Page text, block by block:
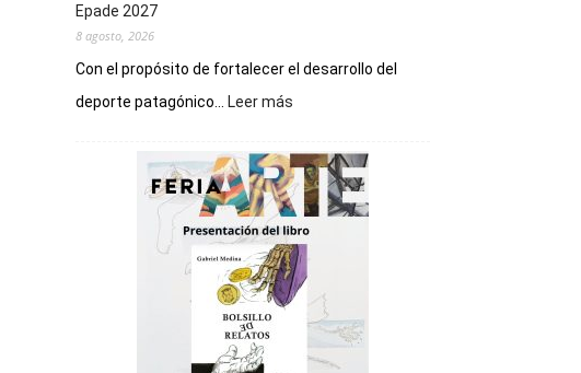
Epade 2027
8 agosto, 2026
Con el propósito de fortalecer el desarrollo del
deporte patagónico...
Leer más
sede
del
cierre
general
de
los
Juegos
Epade
2027